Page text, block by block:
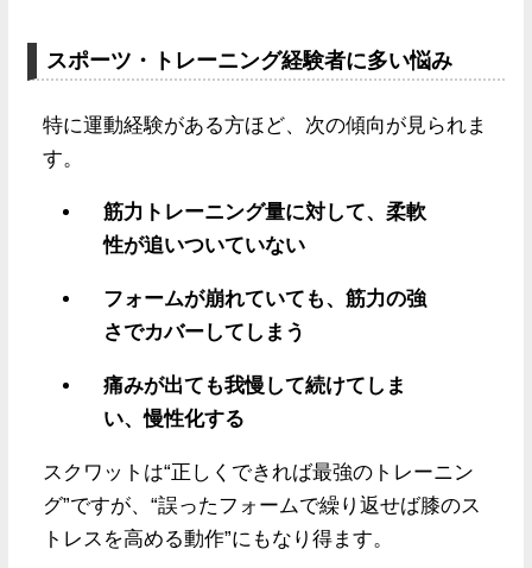
スポーツ・トレーニング経験者に多い悩み
特に運動経験がある方ほど、次の傾向が見られま
す。
筋力トレーニング量に対して、柔軟
性が追いついていない
フォームが崩れていても、筋力の強
さでカバーしてしまう
痛みが出ても我慢して続けてしま
い、慢性化する
スクワットは“正しくできれば最強のトレーニン
グ”ですが、“誤ったフォームで繰り返せば膝のス
トレスを高める動作”にもなり得ます。